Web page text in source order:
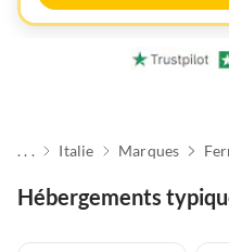
. . . Italie Marques
Hébergements